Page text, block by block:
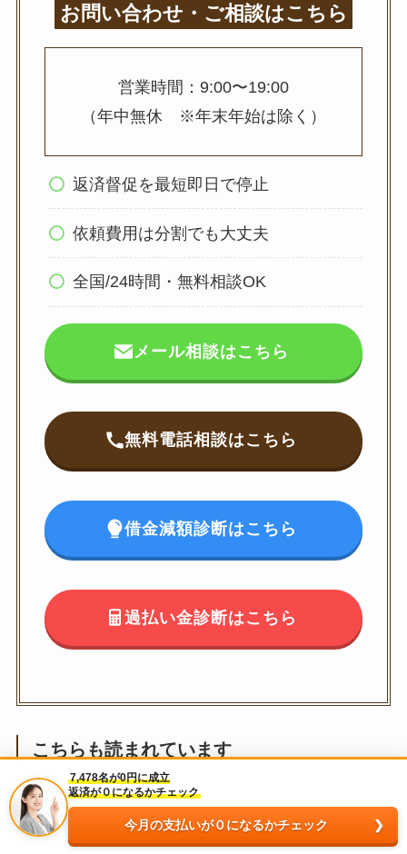
お問い合わせ・ご相談はこちら
営業時間：9:00〜19:00
（年中無休 ※年末年始は除く）
返済督促を最短即日で停止
依頼費用は分割でも大丈夫
全国/24時間・無料相談OK
メール相談はこちら
無料電話相談はこちら
借金減額診断はこちら
過払い金診断はこちら
こちらも読まれています
7,478名が0円に成立
返済が０になるかチェック
今月の支払いが０になるかチェック